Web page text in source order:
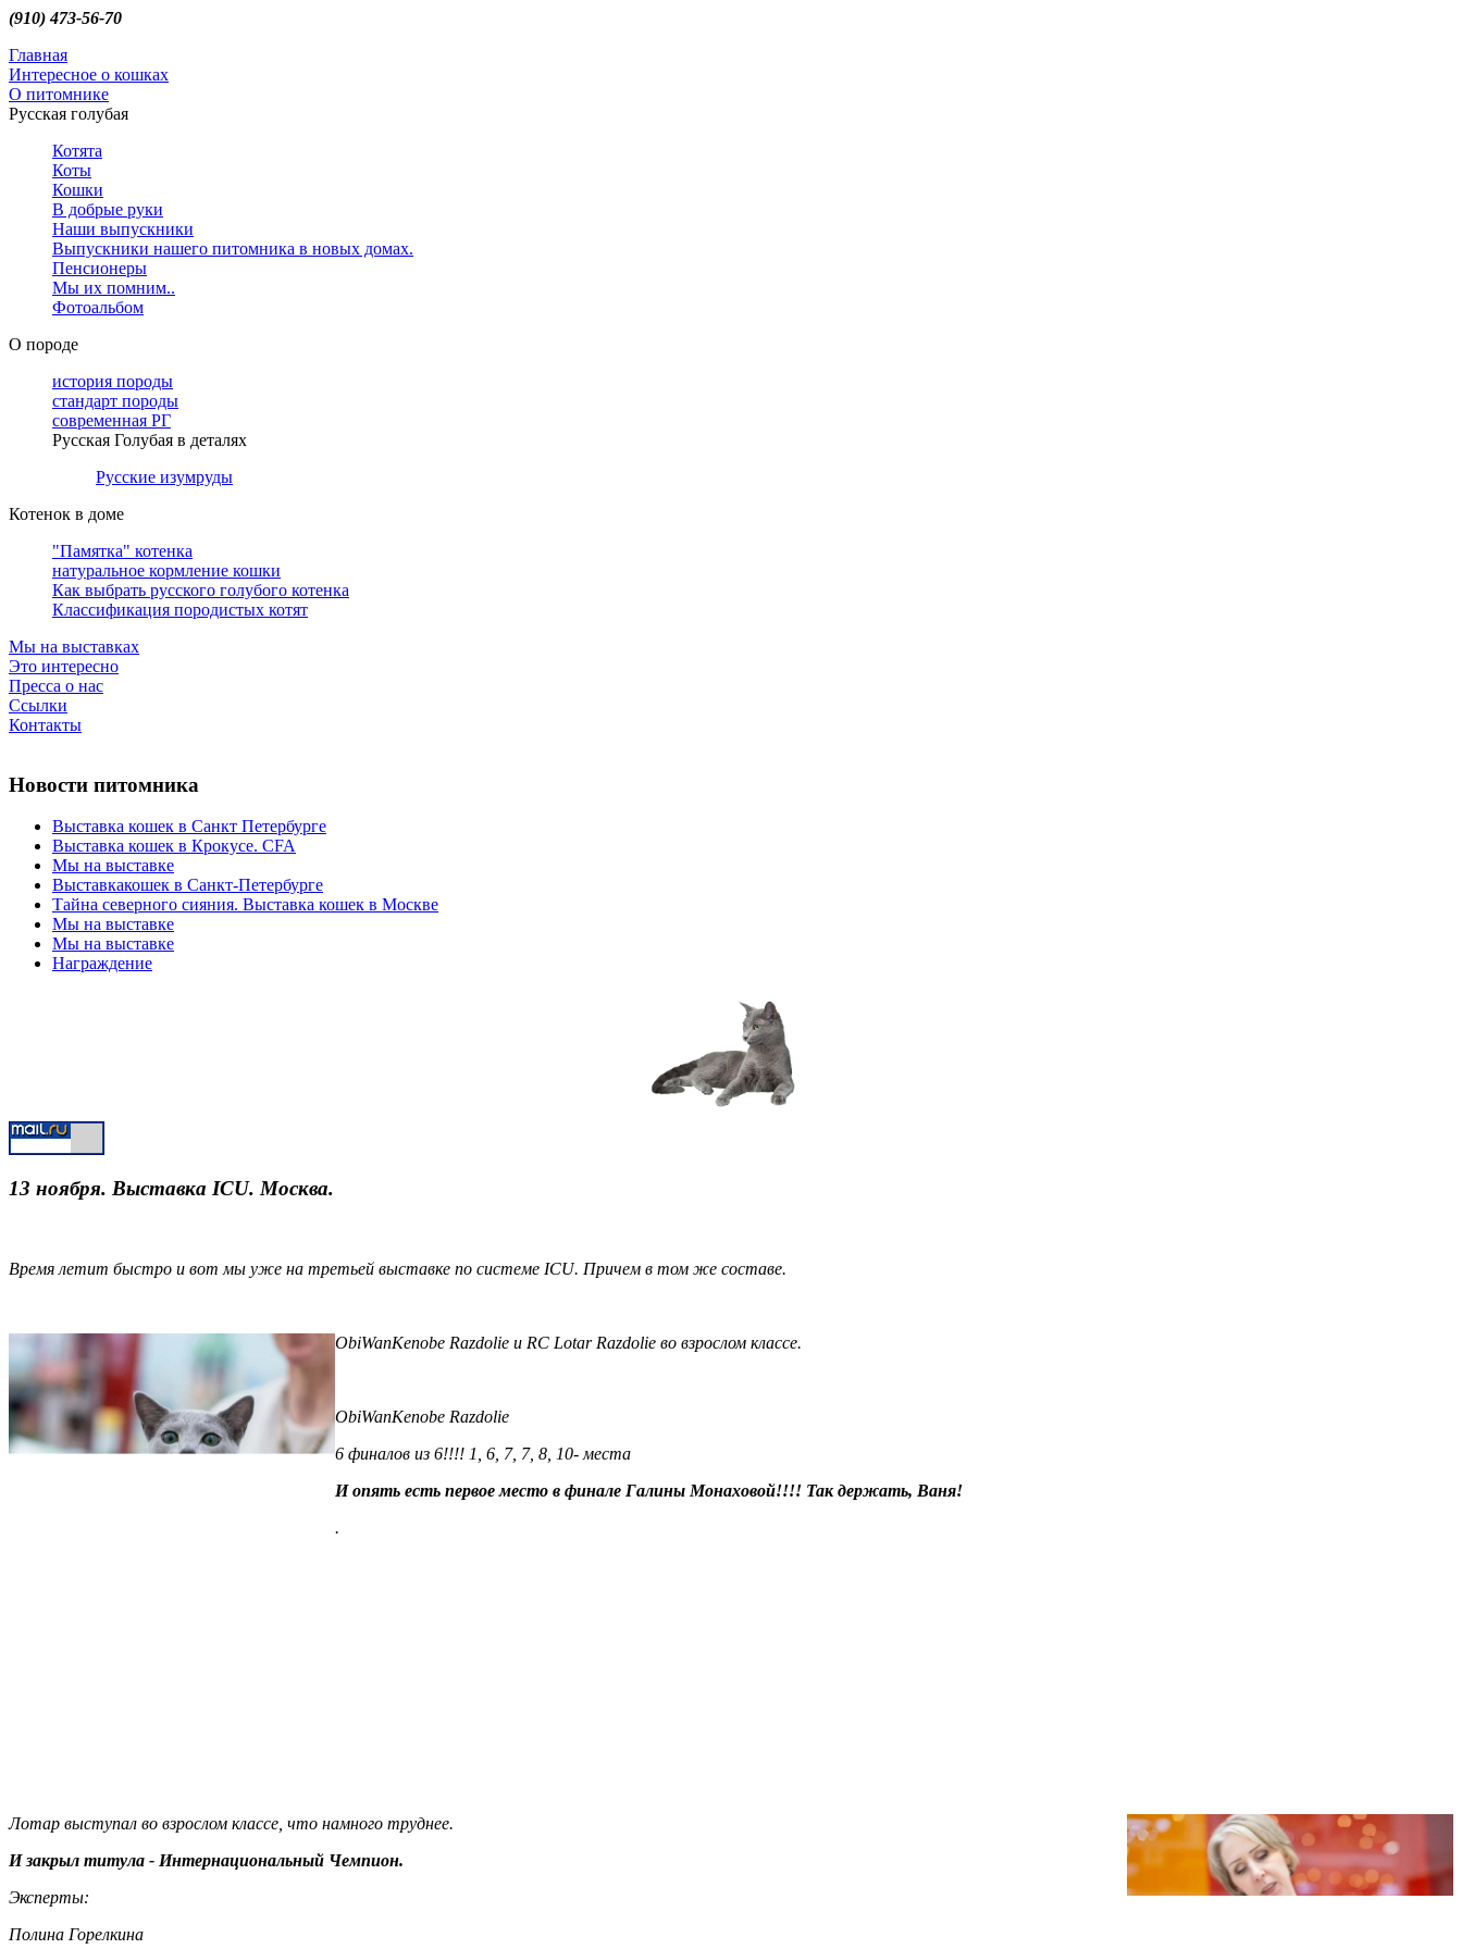
(910) 473-56-70
Главная
Интересное о кошках
О питомнике
Русская голубая
Котята
Коты
Кошки
В добрые руки
Наши выпускники
Выпускники нашего питомника в новых домах.
Пенсионеры
Мы их помним..
Фотоальбом
О породе
история породы
стандарт породы
современная РГ
Русская Голубая в деталях
Русские изумруды
Котенок в доме
"Памятка" котенка
натуральное кормление кошки
Как выбрать русского голубого котенка
Классификация породистых котят
Мы на выставках
Это интересно
Пресса о нас
Ссылки
Контакты
Новости питомника
Выставка кошек в Санкт Петербурге
Выставка кошек в Крокусе. CFA
Мы на выставке
Выставкакошек в Санкт-Петербурге
Тайна северного сияния. Выставка кошек в Москве
Мы на выставке
Мы на выставке
Награждение
13 ноября. Выставка ICU. Москва.
Время летит быстро и вот мы уже на третьей выставке по системе ICU. Причем в том же составе.
ObiWanKenobe Razdolie и RC Lotar Razdolie во взрослом классе.
ObiWanKenobe Razdolie
6 финалов из 6!!!! 1, 6, 7, 7, 8, 10- места
И опять есть первое место в финале Галины Монаховой!!!! Так держать, Ваня!
.
Лотар выступал во взрослом классе, что намного труднее.
И закрыл титула - Интернациональный Чемпион.
Эксперты:
Полина Горелкина